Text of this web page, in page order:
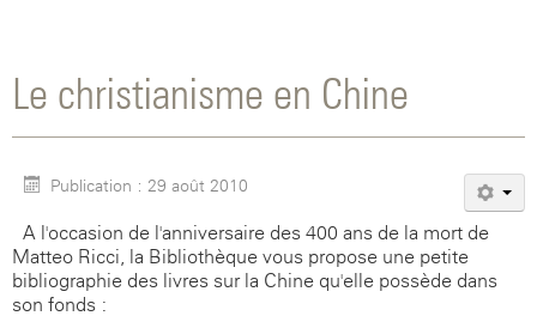
Le christianisme en Chine
Publication : 29 août 2010
A l'occasion de l'anniversaire des 400 ans de la mort de
Matteo Ricci, la Bibliothèque vous propose une petite
bibliographie des livres sur la Chine qu'elle possède dans
son fonds :